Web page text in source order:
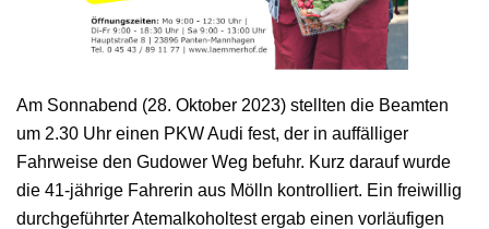
Am Sonnabend (28. Oktober 2023) stellten die Beamten
um 2.30 Uhr einen PKW Audi fest, der in auffälliger
Fahrweise den Gudower Weg befuhr. Kurz darauf wurde
die 41-jährige Fahrerin aus Mölln kontrolliert. Ein freiwillig
durchgeführter Atemalkoholtest ergab einen vorläufigen